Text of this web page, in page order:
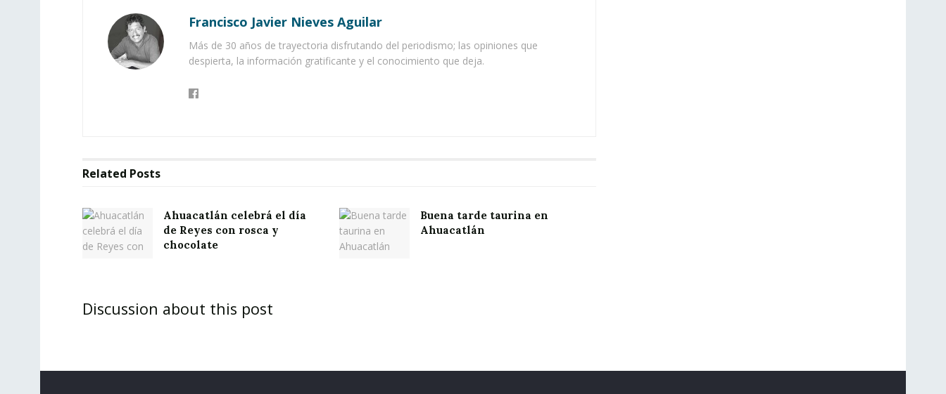
Francisco Javier Nieves Aguilar
Más de 30 años de trayectoria disfrutando del periodismo; las opiniones que
despierta, la información gratificante y el conocimiento que deja.
Related Posts
Ahuacatlán celebrá el día
de Reyes con rosca y
chocolate
Buena tarde taurina en
Ahuacatlán
Discussion about this post